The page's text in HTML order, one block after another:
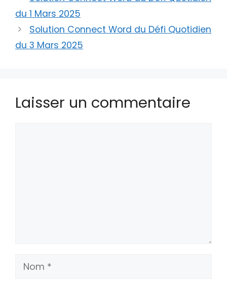
du 1 Mars 2025
Solution Connect Word du Défi Quotidien
du 3 Mars 2025
Laisser un commentaire
Nom